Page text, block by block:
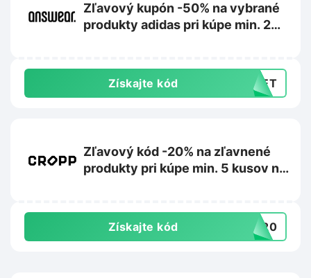
Zľavový kupón -50% na vybrané
produkty adidas pri kúpe min. 2
Získajte kód CRET
Zľavový kód -20% na zľavnené
produkty pri kúpe min. 5 kusov na
Získajte kód RA20